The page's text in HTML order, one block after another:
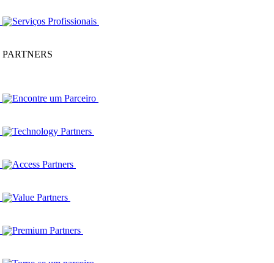
Serviços Profissionais
PARTNERS
Encontre um Parceiro
Technology Partners
Access Partners
Value Partners
Premium Partners